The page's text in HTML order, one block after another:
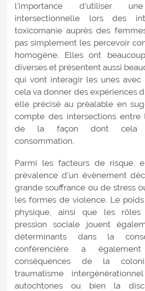
l’importance d’utiliser
intersectionnelle lors des
toxicomanie auprès des
pas simplement les percevoir
homogène. Elles ont
diverses et présentent aussi
qui vont interagir les unes avec
cela va donner des expériences
elle précisé au préalable en
compte des intersections entre
de la façon dont cela
consommation.
Parmi les facteurs de risque,
prévalence d’un évènement
grande souffrance ou de stress
les formes de violence. Le poids
physique, ainsi que les
pression sociale jouent
déterminants dans la
conférencière a
conséquences de la
traumatisme
autochtones ou bien la